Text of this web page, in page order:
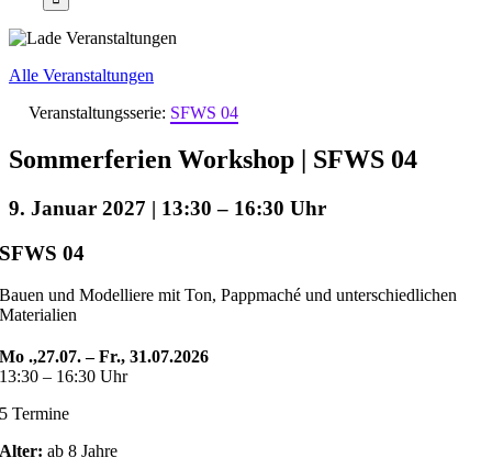
Alle Veranstaltungen
Veranstaltungsserie: SFWS 04
Sommerferien Workshop | SFWS 04
9. Januar 2027 | 13:30 – 16:30
SFWS 04
Bauen und Modelliere mit Ton, Pappmaché und unterschiedlichen
Materialien
Mo .,27.07. – Fr., 31.07.2026
13:30 – 16:30 Uhr
5 Termine
Alter: ab 8 Jahre